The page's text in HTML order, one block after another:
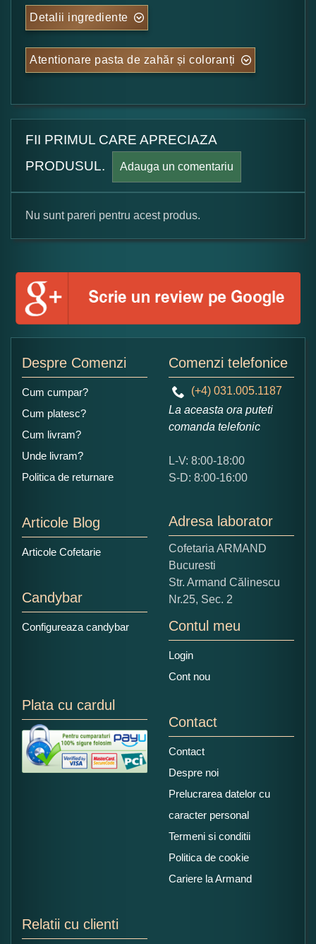
Detalii ingrediente
Atentionare pasta de zahăr și coloranți
FII PRIMUL CARE APRECIAZA
PRODUSUL.
Adauga un comentariu
Formular pareri client
Numele dumneavoastra:
Ce nota acordati acestui produs?
5
Copiati alaturi numarul din imagine:
Nu sunt pareri pentru acest produs.
Despre Comenzi
Cum cumpar?
Cum platesc?
Cum livram?
Unde livram?
Politica de returnare
Articole Blog
Articole Cofetarie
Candybar
Configureaza candybar
Comenzi telefonice
(+4) 031.005.1187
La aceasta ora puteti
comanda telefonic
L-V: 8:00-18:00
S-D: 8:00-16:00
Adresa laborator
Cofetaria ARMAND
Bucuresti
Str. Armand Călinescu
Nr.25, Sec. 2
Contul meu
Login
Cont nou
Plata cu cardul
Contact
Contact
Despre noi
Prelucrarea datelor cu
caracter personal
Termeni si conditii
Politica de cookie
Cariere la Armand
Relatii cu clienti